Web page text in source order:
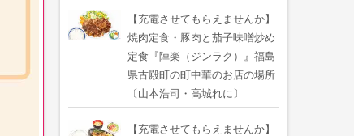
【充電させてもらえませんか】
焼肉定食・豚肉と茄子味噌炒め
定食『陣楽（ジンラク）』福島
県古殿町の町中華のお店の場所
〔山本浩司・高城れに〕
【充電させてもらえませんか】